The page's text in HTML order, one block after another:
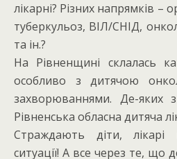
лікарні? Різних напрямків –
туберкульоз, ВІЛ/СНІД,
та ін.?
На Рівненщині склалась
особливо з дитячою
захворюваннями. Де-
Рівненська обласна дитяча
Страждають діти, лікарі
ситуації! А все через те, що